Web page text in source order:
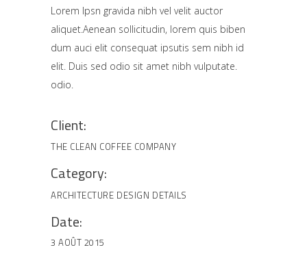
Lorem Ipsn gravida nibh vel velit auctor
aliquet.Aenean sollicitudin, lorem quis biben
dum auci elit consequat ipsutis sem nibh id
elit. Duis sed odio sit amet nibh vulputate.
odio.
Client:
THE CLEAN COFFEE COMPANY
Category:
ARCHITECTURE DESIGN DETAILS
Date:
3 AOÛT 2015